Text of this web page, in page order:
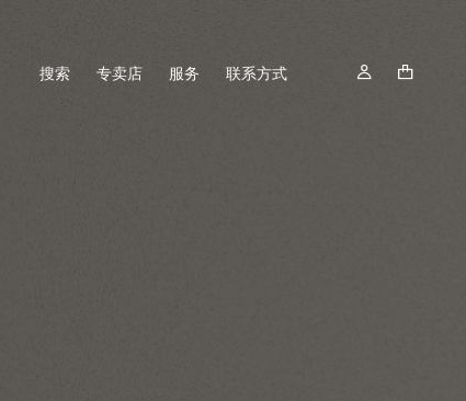
搜索 专卖店 服务 联系方式